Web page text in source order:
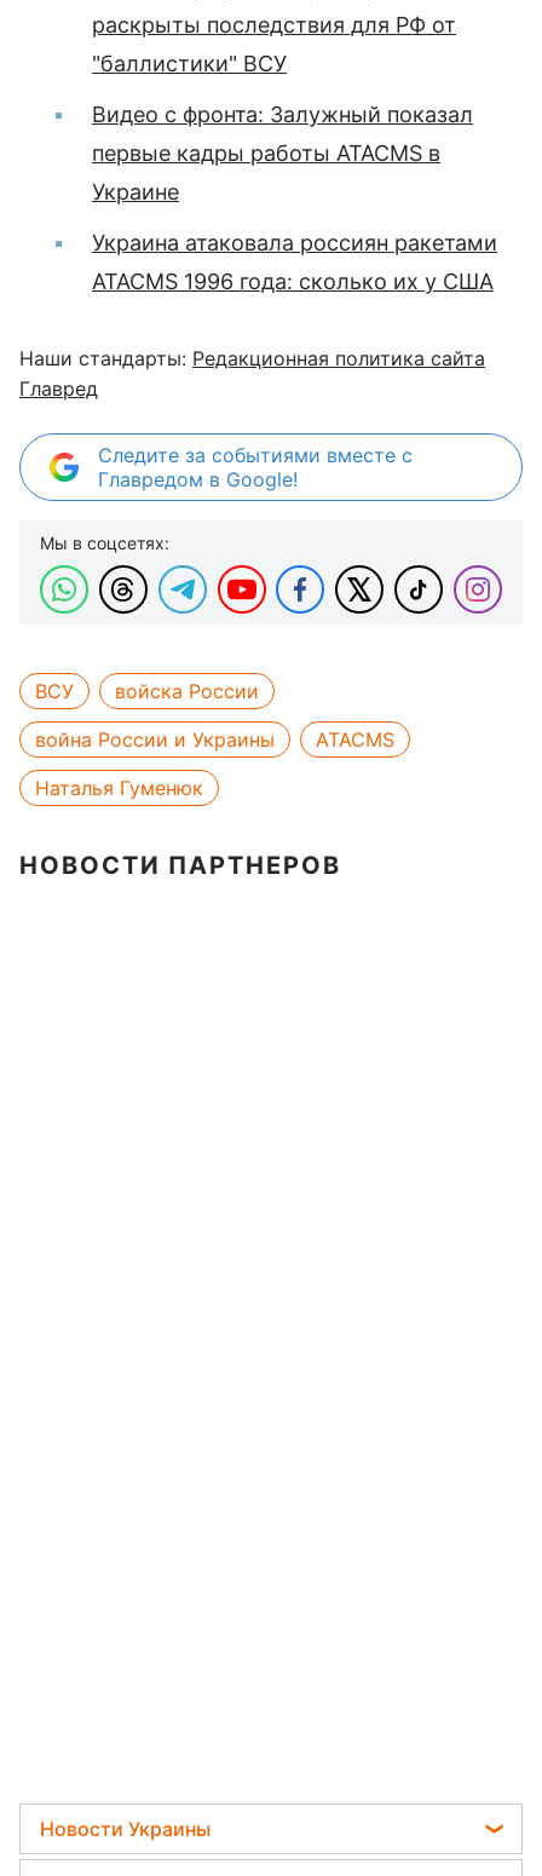
раскрыты последствия для РФ от
"баллистики" ВСУ
Видео с фронта: Залужный показал
первые кадры работы ATACMS в
Украине
Украина атаковала россиян ракетами
ATACMS 1996 года: сколько их у США
Наши стандарты: Редакционная политика сайта
Главред
Следите за событиями вместе с
Главредом в Google!
Мы в соцсетях:
ВСУ
войска России
война России и Украины
ATACMS
Наталья Гуменюк
НОВОСТИ ПАРТНЕРОВ
Новости Украины